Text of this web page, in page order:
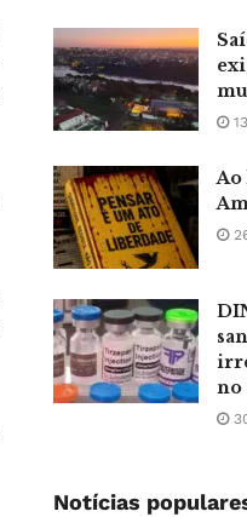
Ao
no
Notícias